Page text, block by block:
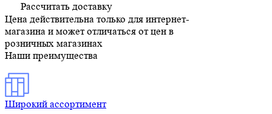
Рассчитать доставку
Цена действительна только для интернет-
магазина и может отличаться от цен в
розничных магазинах
Наши преимущества
Широкий ассортимент